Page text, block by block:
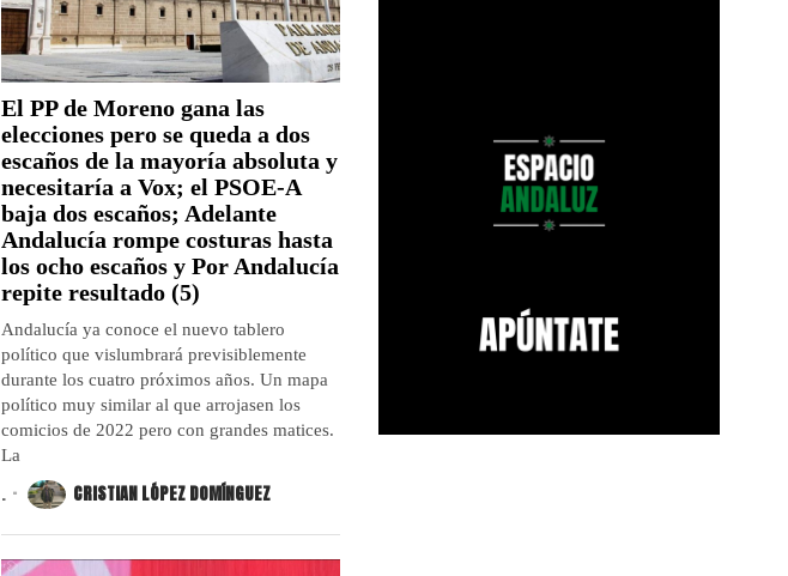
El PP de Moreno gana las
elecciones pero se queda a dos
escaños de la mayoría absoluta y
necesitaría a Vox; el PSOE-A
baja dos escaños; Adelante
Andalucía rompe costuras hasta
los ocho escaños y Por Andalucía
repite resultado (5)
Andalucía ya conoce el nuevo tablero
político que vislumbrará previsiblemente
durante los cuatro próximos años. Un mapa
político muy similar al que arrojasen los
comicios de 2022 pero con grandes matices.
La
. CRISTIAN LÓPEZ DOMÍNGUEZ